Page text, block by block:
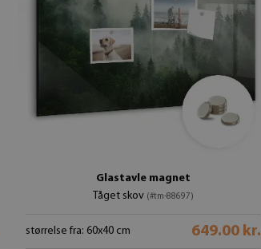
Glastavle magnet
Tåget skov (#tm-88697)
størrelse fra: 60x40 cm 649.00 kr.